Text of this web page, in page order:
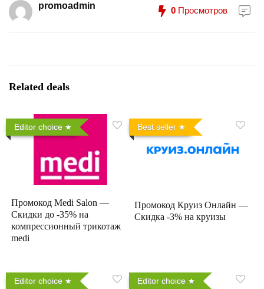
promoadmin 0 Просмотров
Related deals
Editor choice
Промокод Medi Salon —
Скидки до -35% на
компрессионный трикотаж
medi
Best seller
Промокод Круиз Онлайн —
Скидка -3% на круизы
Editor choice Editor choice